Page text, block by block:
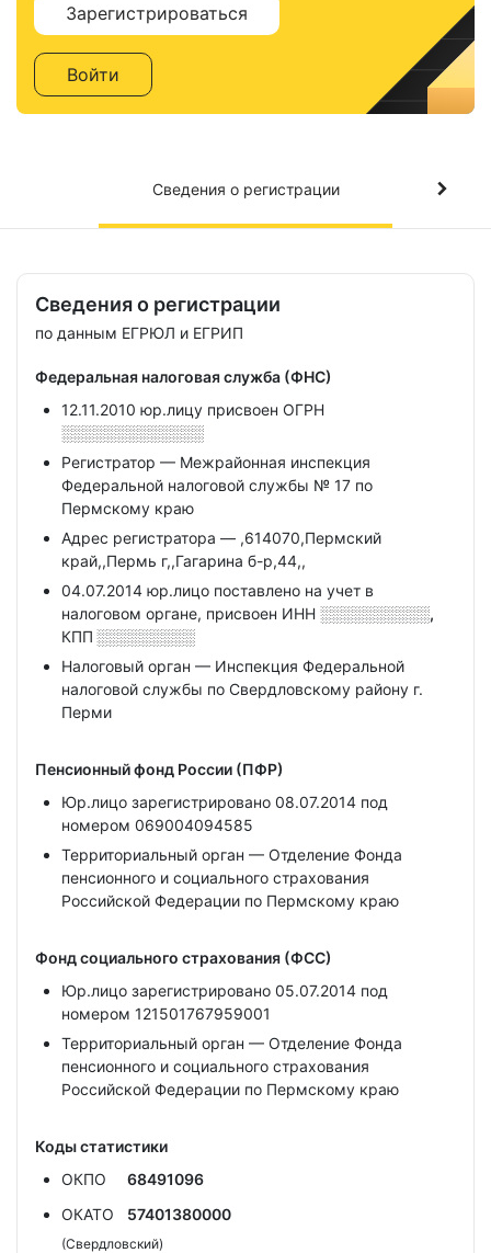
Зарегистрироваться
Войти
Сведения о регистрации
Сведения о регистрации
по данным ЕГРЮЛ и ЕГРИП
Федеральная налоговая служба (ФНС)
12.11.2010 юр.лицу присвоен ОГРН
░░░░░░░░░░░░░
Регистратор — Межрайонная инспекция
Федеральной налоговой службы № 17 по
Пермскому краю
Адрес регистратора — ,614070,Пермский
край,,Пермь г,,Гагарина б-р,44,,
04.07.2014 юр.лицо поставлено на учет в
налоговом органе, присвоен ИНН ░░░░░░░░░░,
КПП ░░░░░░░░░
Налоговый орган — Инспекция Федеральной
налоговой службы по Свердловскому району г.
Перми
Пенсионный фонд России (ПФР)
Юр.лицо зарегистрировано 08.07.2014 под
номером 069004094585
Территориальный орган — Отделение Фонда
пенсионного и социального страхования
Российской Федерации по Пермскому краю
Фонд социального страхования (ФСС)
Юр.лицо зарегистрировано 05.07.2014 под
номером 121501767959001
Территориальный орган — Отделение Фонда
пенсионного и социального страхования
Российской Федерации по Пермскому краю
Коды статистики
ОКПО
68491096
ОКАТО
57401380000
(Свердловский)